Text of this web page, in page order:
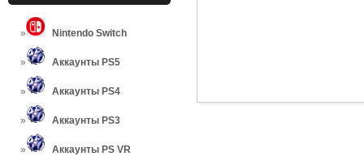
Nintendo Switch
Аккаунты PS5
Аккаунты PS4
Аккаунты PS3
Аккаунты PS VR